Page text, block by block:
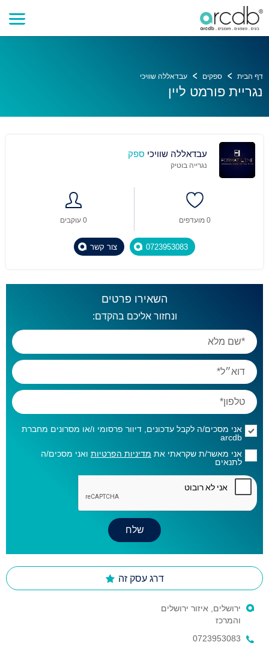
דף הבית ספקים עבדאללה שוויכי
נגריית פורמט ליין
עבדאללה שוויכי ספק
נגרייה בוטיק
0 עוקבים 0 מועדפים
צור קשר 0723953083
השאירו פרטים
ונחזור אליכם בהקדם:
אני מסכים/ה לקבל עדכונים, דיוור פרסומי ו/או מסרונים מחברת
arcdb
אני מאשר/ת שקראתי את מדיניות הפרטיות ואני מסכים/ה
לתנאים
דרג עסק זה
ירושלים, איזור ירושלים
והמרכז
0723953083